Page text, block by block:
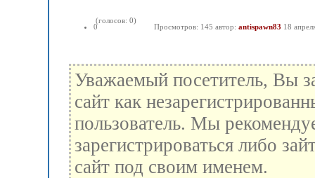
0
(голосов: 0)
Просмотров: 145 автор: antispawn83 18
Уважаемый посетитель, Вы
сайт как
пользователь. Мы
зарегистрироваться либо
сайт под своим именем.